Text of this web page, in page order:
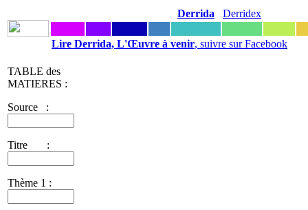
Derrida Derridex
Lire Derrida, L'Œuvre à venir, suivre sur Facebook
TABLE des
MATIERES :
Source :
Titre :
Thème 1 :